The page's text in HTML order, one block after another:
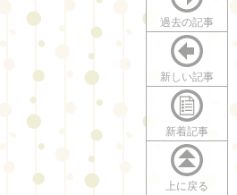
過去の記事
新しい記事
新着記事
上に戻る